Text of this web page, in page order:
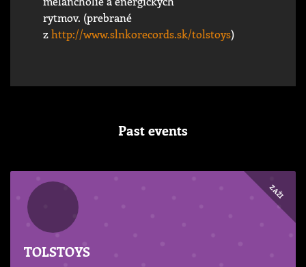
rytmov. (prebrané
zhttp://www.slnkorecords.sk/tolstoys)
Past events
ZAŽI
TOLSTOYS